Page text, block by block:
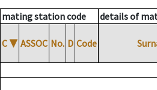
mating station code details of
C ▼ ASSOC No. D Code